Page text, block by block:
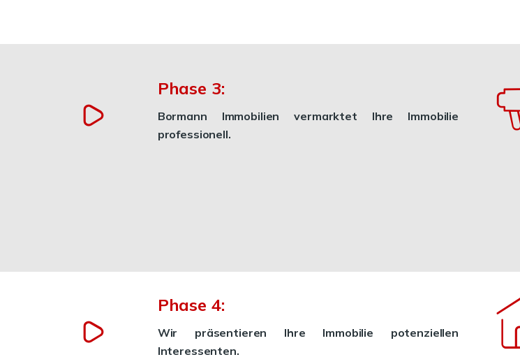
Phase 3:
Bormann Immobilien vermarktet Ihre Immobilie
professionell.
Phase 4:
Wir präsentieren Ihre Immobilie potenziellen
Interessenten.